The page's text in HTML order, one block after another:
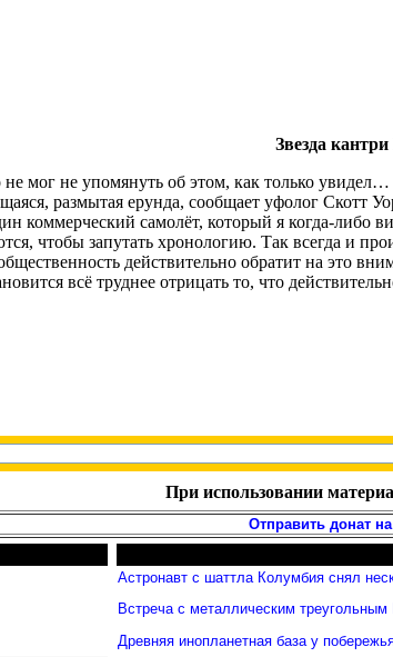
Звезда
мог не упомянуть об этом, как только увидел…
размытая ерунда, сообщает уфолог
коммерческий самолёт, который я когда-либо
чтобы запутать хронологию. Так всегда и
действительно обратит на это
всё труднее отрицать то, что
При использовании
Отправить донат
Астронавт с шаттла Колумбия снял
Встреча с металлическим
Древняя инопланетная база у